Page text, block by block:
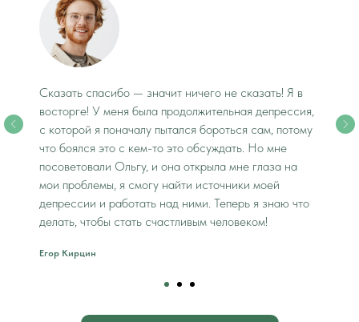
Сказать спасибо — значит ничего не сказать! Я в
восторге! У меня была продолжительная депрессия,
с которой я поначалу пытался бороться сам, потому
что боялся это с кем-то это обсуждать. Но мне
посоветовали Ольгу, и она открыла мне глаза на
мои проблемы, я смогу найти источники моей
депрессии и работать над ними. Теперь я знаю что
делать, чтобы стать счастливым человеком!
Егор Кирцин